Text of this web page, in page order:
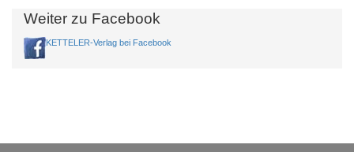
Weiter zu Facebook
KETTELER-Verlag bei Facebook